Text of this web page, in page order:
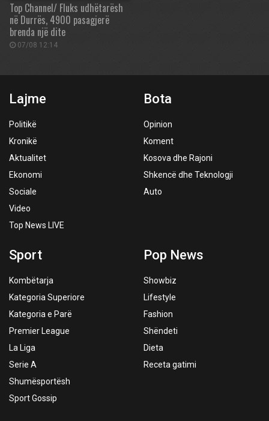
Top Channel/ Fluks udhëtarësh
në Durrës, 4900 pasagjerë
brenda një dite
07/08 12:14
Lajme
Politikë
Kronikë
Aktualitet
Ekonomi
Sociale
Video
Top News LIVE
Bota
Opinion
Koment
Kosova dhe Rajoni
Shkencë dhe Teknologji
Auto
Sport
Kombëtarja
Kategoria Superiore
Kategoria e Parë
Premier League
La Liga
Serie A
Shumësportësh
Sport Gossip
Pop News
Showbiz
Lifestyle
Fashion
Shëndeti
Dieta
Receta gatimi